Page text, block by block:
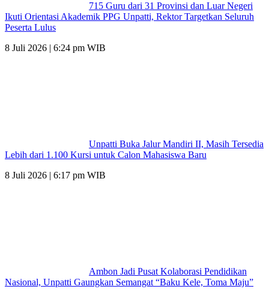
715 Guru dari 31 Provinsi dan Luar Negeri
Ikuti Orientasi Akademik PPG Unpatti, Rektor Targetkan Seluruh
Peserta Lulus
8 Juli 2026 | 6:24 pm WIB
Unpatti Buka Jalur Mandiri II, Masih Tersedia
Lebih dari 1.100 Kursi untuk Calon Mahasiswa Baru
8 Juli 2026 | 6:17 pm WIB
Ambon Jadi Pusat Kolaborasi Pendidikan
Nasional, Unpatti Gaungkan Semangat “Baku Kele, Toma Maju”